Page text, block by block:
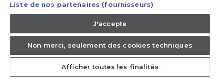
Autorisation IT AEOF 211870 - Société soumise aux activités de
gestion et de coordination de Candy S.p.A.
FR / Français
Liste de nos partenaires (fournisseurs)
J'accepte
Non merci, seulement des cookies techniques
Afficher toutes les finalités